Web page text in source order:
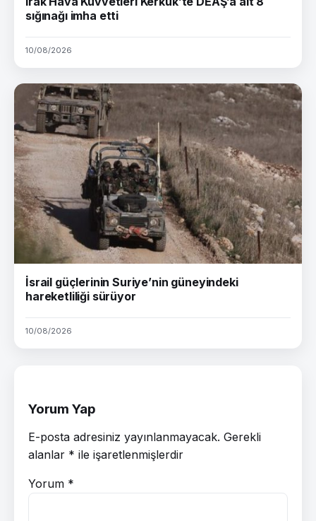
sığınağı imha etti
10/08/2026
İsrail güçlerinin Suriye’nin güneyindeki
hareketliliği sürüyor
10/08/2026
Yorum Yap
E-posta adresiniz yayınlanmayacak. Gerekli
alanlar * ile işaretlenmişlerdir
Yorum *